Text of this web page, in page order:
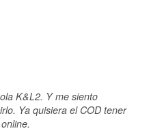
K&L2. Y me siento
Ya quisiera el COD tener